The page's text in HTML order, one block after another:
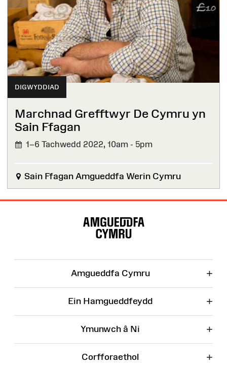
DIGWYDDIAD
Marchnad Grefftwyr De Cymru yn
Sain Ffagan
1–6 Tachwedd 2022, 10am - 5pm
Sain Ffagan Amgueddfa Werin Cymru
Amgueddfa Cymru +
Ein Hamgueddfeydd +
Ymunwch â Ni +
Corfforaethol +